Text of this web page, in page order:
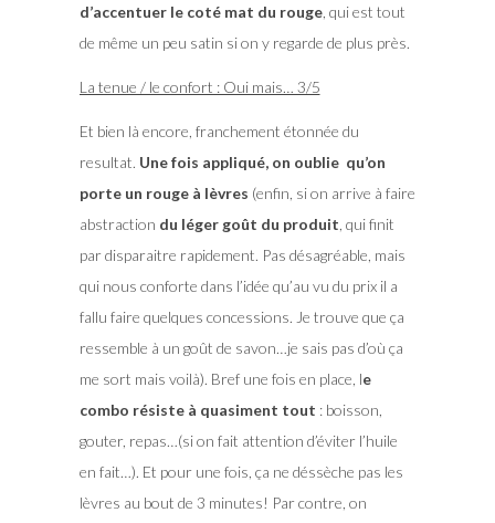
d’accentuer le coté mat du rouge, qui est tout
de même un peu satin si on y regarde de plus près.
La tenue / le confort : Oui mais… 3/5
Et bien là encore, franchement étonnée du
resultat. Une fois appliqué, on oublie qu’on
porte un rouge à lèvres (enfin, si on arrive à faire
abstraction du léger goût du produit , qui finit
par disparaitre rapidement. Pas désagréable, mais
qui nous conforte dans l’idée qu’au vu du prix il a
fallu faire quelques concessions. Je trouve que ça
ressemble à un goût de savon…je sais pas d’où ça
me sort mais voilà). Bref une fois en place, le
combo résiste à quasiment tout : boisson,
gouter, repas…(si on fait attention d’éviter l’huile
en fait…). Et pour une fois, ça ne déssèche pas les
lèvres au bout de 3 minutes! Par contre, on